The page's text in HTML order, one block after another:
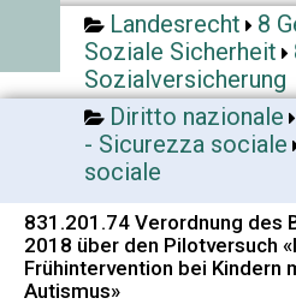
Landesrecht
8
Soziale Sicherheit
Sozialversicherung
Diritto nazionale
- Sicurezza sociale
sociale
831.201.74 Verordnung des
2018 über den Pilotversuch
Frühintervention bei Kindern
Autismus»